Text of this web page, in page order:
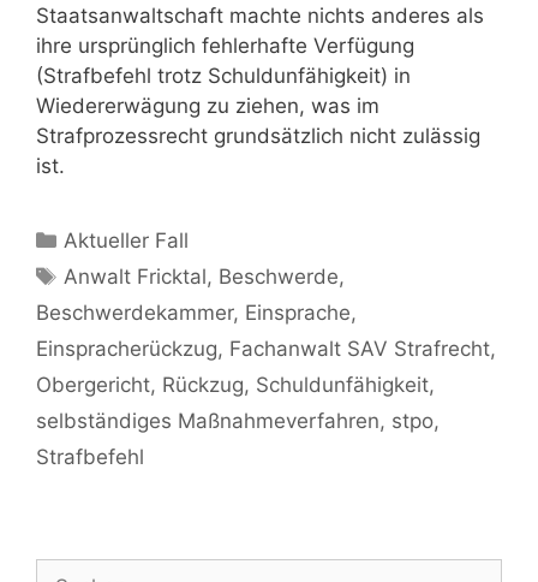
Staatsanwaltschaft machte nichts anderes als
ihre ursprünglich fehlerhafte Verfügung
(Strafbefehl trotz Schuldunfähigkeit) in
Wiedererwägung zu ziehen, was im
Strafprozessrecht grundsätzlich nicht zulässig
ist.
Aktueller Fall
Anwalt Fricktal, Beschwerde,
Beschwerdekammer, Einsprache,
Einspracherückzug, Fachanwalt SAV Strafrecht,
Obergericht, Rückzug, Schuldunfähigkeit,
selbständiges Maßnahmeverfahren, stpo,
Strafbefehl